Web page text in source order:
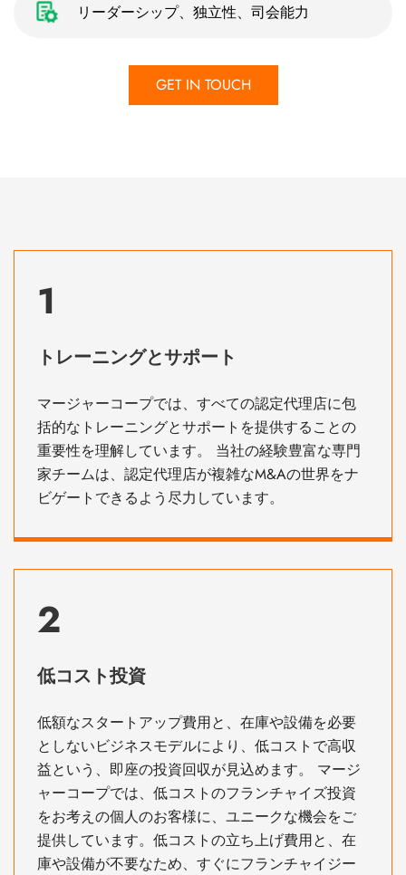
リーダーシップ、独立性、司会能力
GET IN TOUCH
1
トレーニングとサポート
マージャーコープでは、すべての認定代理店に包
括的なトレーニングとサポートを提供することの
重要性を理解しています。 当社の経験豊富な専門
家チームは、認定代理店が複雑なM&Aの世界をナ
ビゲートできるよう尽力しています。
2
低コスト投資
低額なスタートアップ費用と、在庫や設備を必要
としないビジネスモデルにより、低コストで高収
益という、即座の投資回収が見込めます。 マージ
ャーコープでは、低コストのフランチャイズ投資
をお考えの個人のお客様に、ユニークな機会をご
提供しています。低コストの立ち上げ費用と、在
庫や設備が不要なため、すぐにフランチャイジー